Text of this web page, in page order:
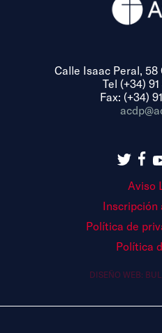
Calle Isaac Peral, 58
Tel (+34)
Fax: (+34)
Aviso
Inscripción
Política de
Política
DISEÑO WEB: